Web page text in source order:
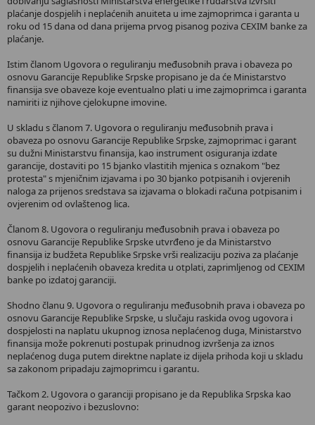
plaćanje dospjelih i neplaćenih anuiteta u ime zajmoprimca i garanta u
roku od 15 dana od dana prijema prvog pisanog poziva CEXIM banke za
plaćanje.
Istim članom Ugovora o reguliranju međusobnih prava i obaveza po
osnovu Garancije Republike Srpske propisano je da će Ministarstvo
finansija sve obaveze koje eventualno plati u ime zajmoprimca i garanta
namiriti iz njihove cjelokupne imovine.
U skladu s članom 7. Ugovora o reguliranju međusobnih prava i
obaveza po osnovu Garancije Republike Srpske, zajmoprimac i garant
su dužni Ministarstvu finansija, kao instrument osiguranja izdate
garancije, dostaviti po 15 bjanko vlastitih mjenica s oznakom "bez
protesta" s mjeničnim izjavama i po 30 bjanko potpisanih i ovjerenih
naloga za prijenos sredstava sa izjavama o blokadi računa potpisanim i
ovjerenim od ovlaštenog lica.
Članom 8. Ugovora o reguliranju međusobnih prava i obaveza po
osnovu Garancije Republike Srpske utvrđeno je da Ministarstvo
finansija iz budžeta Republike Srpske vrši realizaciju poziva za plaćanje
dospjelih i neplaćenih obaveza kredita u otplati, zaprimljenog od CEXIM
banke po izdatoj garanciji.
Shodno članu 9. Ugovora o reguliranju međusobnih prava i obaveza po
osnovu Garancije Republike Srpske, u slučaju raskida ovog ugovora i
dospjelosti na naplatu ukupnog iznosa neplaćenog duga, Ministarstvo
finansija može pokrenuti postupak prinudnog izvršenja za iznos
neplaćenog duga putem direktne naplate iz dijela prihoda koji u skladu
sa zakonom pripadaju zajmoprimcu i garantu.
Tačkom 2. Ugovora o garanciji propisano je da Republika Srpska kao
garant neopozivo i bezuslovno: